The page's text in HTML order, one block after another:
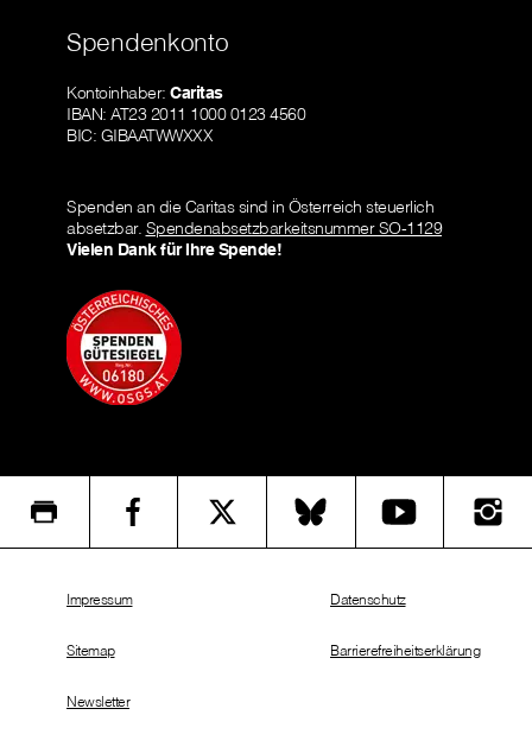
Spendenkonto
Kontoinhaber: Caritas
IBAN: AT23 2011 1000 0123 4560
BIC: GIBAATWWXXX
Spenden an die Caritas sind in Österreich steuerlich
absetzbar. Spendenabsetzbarkeitsnummer SO-1129
Vielen Dank für Ihre Spende!
Impressum
Sitemap
Newsletter
Datenschutz
Barrierefreiheitserklärung